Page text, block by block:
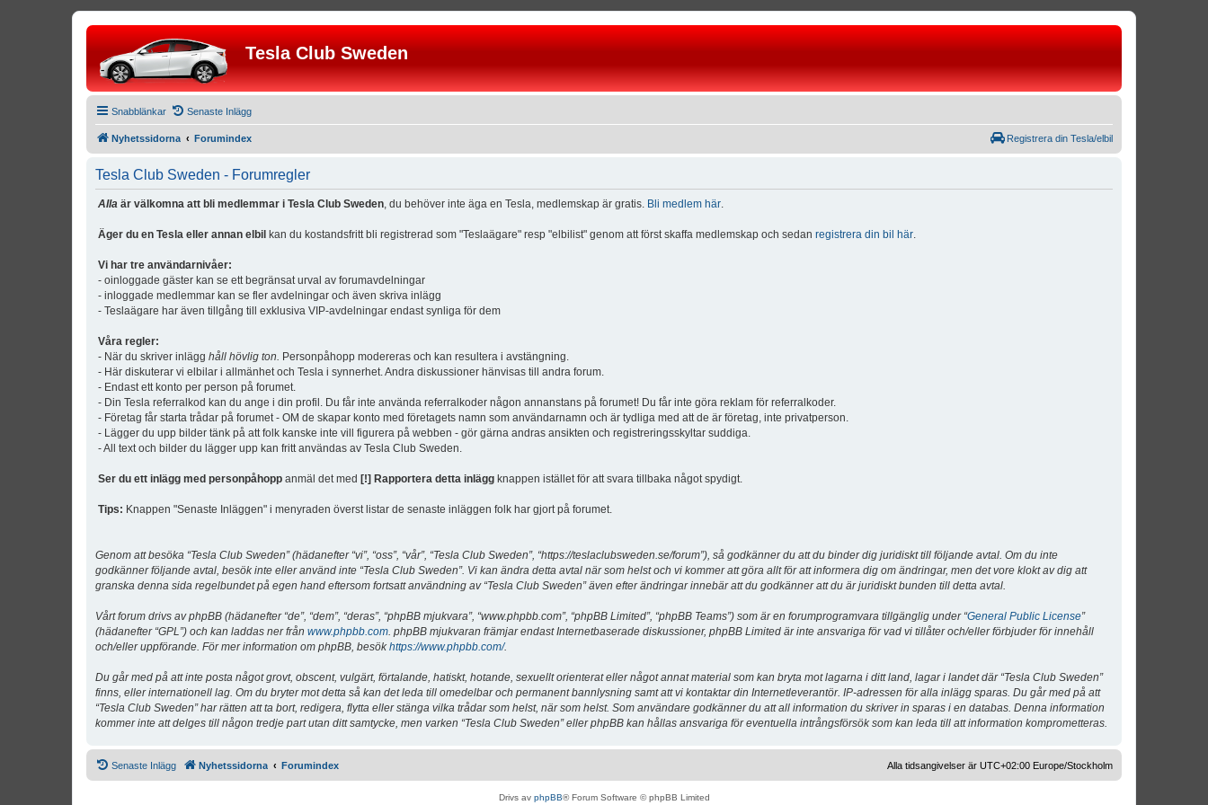
Tesla Club Sweden
Snabblänkar Senaste Inlägg
Nyhetssidorna Forumindex Registrera din Tesla/elbil
Tesla Club Sweden - Forumregler
Alla är välkomna att bli medlemmar i Tesla Club Sweden, du behöver inte äga en Tesla, medlemskap är gratis. Bli medlem här.
Äger du en Tesla eller annan elbil kan du kostandsfritt bli registrerad som "Teslaägare" resp "elbilist" genom att först skaffa medlemskap och sedan registrera din bil här.
Vi har tre användarnivåer:
- oinloggade gäster kan se ett begränsat urval av forumavdelningar
- inloggade medlemmar kan se fler avdelningar och även skriva inlägg
- Teslaägare har även tillgång till exklusiva VIP-avdelningar endast synliga för dem
Våra regler:
- När du skriver inlägg håll hövlig ton. Personpåhopp modereras och kan resultera i avstängning.
- Här diskuterar vi elbilar i allmänhet och Tesla i synnerhet. Andra diskussioner hänvisas till andra forum.
- Endast ett konto per person på forumet.
- Din Tesla referralkod kan du ange i din profil. Du får inte använda referralkoder någon annanstans på forumet! Du får inte göra reklam för referralkoder.
- Företag får starta trådar på forumet - OM de skapar konto med företagets namn som användarnamn och är tydliga med att de är företag, inte privatperson.
- Lägger du upp bilder tänk på att folk kanske inte vill figurera på webben - gör gärna andras ansikten och registreringsskyltar suddiga.
- All text och bilder du lägger upp kan fritt användas av Tesla Club Sweden.
Ser du ett inlägg med personpåhopp anmäl det med [!] Rapportera detta inlägg knappen istället för att svara tillbaka något spydigt.
Tips: Knappen "Senaste Inläggen" i menyraden överst listar de senaste inläggen folk har gjort på forumet.
Genom att besöka “Tesla Club Sweden” (hädanefter “vi”, “oss”, “vår”, “Tesla Club Sweden”, “https://teslaclubsweden.se/forum”), så godkänner du att du binder dig juridiskt till följande avtal. Om du inte
godkänner följande avtal, besök inte eller använd inte “Tesla Club Sweden”. Vi kan ändra detta avtal när som helst och vi kommer att göra allt för att informera dig om ändringar, men det vore klokt av dig att
granska denna sida regelbundet på egen hand eftersom fortsatt användning av “Tesla Club Sweden” även efter ändringar innebär att du godkänner att du är juridiskt bunden till detta avtal.
Vårt forum drivs av phpBB (hädanefter “de”, “dem”, “deras”, “phpBB mjukvara”, “www.phpbb.com”, “phpBB Limited”, “phpBB Teams”) som är en forumprogramvara tillgänglig under “General Public License”
(hädanefter “GPL”) och kan laddas ner från www.phpbb.com. phpBB mjukvaran främjar endast Internetbaserade diskussioner, phpBB Limited är inte ansvariga för vad vi tillåter och/eller förbjuder för innehåll
och/eller uppförande. För mer information om phpBB, besökhttps://www.phpbb.com/.
Du går med på att inte posta något grovt, obscent, vulgärt, förtalande, hatiskt, hotande, sexuellt orienterat eller något annat material som kan bryta mot lagarna i ditt land, lagar i landet där “Tesla Club Sweden”
finns, eller internationell lag. Om du bryter mot detta så kan det leda till omedelbar och permanent bannlysning samt att vi kontaktar din Internetleverantör. IP-adressen för alla inlägg sparas. Du går med på att
“Tesla Club Sweden” har rätten att ta bort, redigera, flytta eller stänga vilka trådar som helst, när som helst. Som användare godkänner du att all information du skriver in sparas i en databas. Denna information
kommer inte att delges till någon tredje part utan ditt samtycke, men varken “Tesla Club Sweden” eller phpBB kan hållas ansvariga för eventuella intrångsförsök som kan leda till att information komprometteras.
Senaste Inlägg Nyhetssidorna Forumindex Alla tidsangivelser är UTC+02:00 Europe/Stockholm
Drivs av phpBB® Forum Software © phpBB Limited